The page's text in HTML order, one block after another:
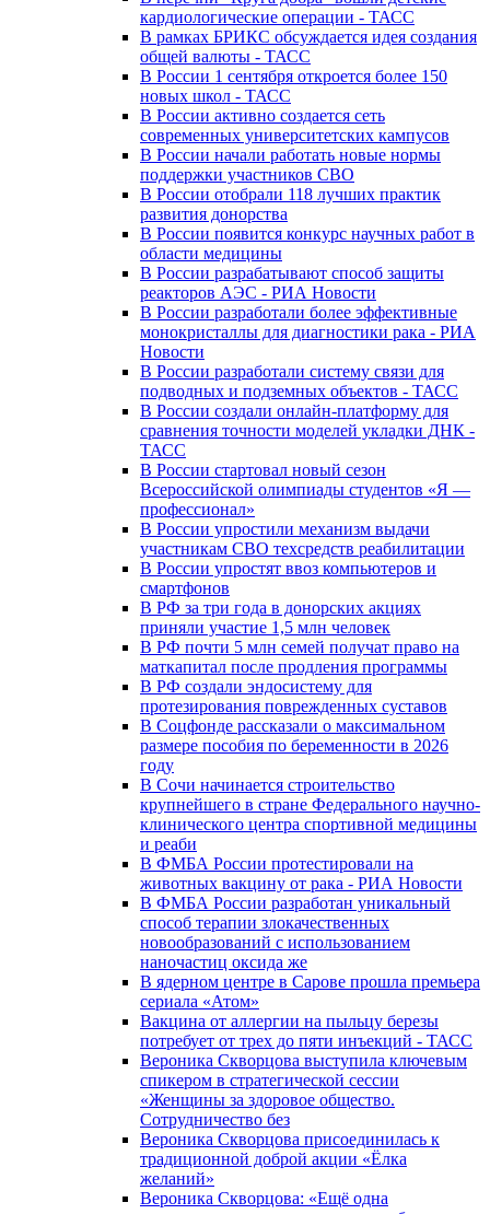
кардиологические операции - ТАСС
В рамках БРИКС обсуждается идея создания
общей валюты - ТАСС
В России 1 сентября откроется более 150
новых школ - ТАСС
В России активно создается сеть
современных университетских кампусов
В России начали работать новые нормы
поддержки участников СВО
В России отобрали 118 лучших практик
развития донорства
В России появится конкурс научных работ в
области медицины
В России разрабатывают способ защиты
реакторов АЭС - РИА Новости
В России разработали более эффективные
монокристаллы для диагностики рака - РИА
Новости
В России разработали систему связи для
подводных и подземных объектов - ТАСС
В России создали онлайн-платформу для
сравнения точности моделей укладки ДНК -
ТАСС
В России стартовал новый сезон
Всероссийской олимпиады студентов «Я —
профессионал»
В России упростили механизм выдачи
участникам СВО техсредств реабилитации
В России упростят ввоз компьютеров и
смартфонов
В РФ за три года в донорских акциях
приняли участие 1,5 млн человек
В РФ почти 5 млн семей получат право на
маткапитал после продления программы
В РФ создали эндосистему для
протезирования поврежденных суставов
В Соцфонде рассказали о максимальном
размере пособия по беременности в 2026
году
В Сочи начинается строительство
крупнейшего в стране Федерального научно-
клинического центра спортивной медицины
и реаби
В ФМБА России протестировали на
животных вакцину от рака - РИА Новости
В ФМБА России разработан уникальный
способ терапии злокачественных
новообразований с использованием
наночастиц оксида же
В ядерном центре в Сарове прошла премьера
сериала «Атом»
Вакцина от аллергии на пыльцу березы
потребует от трех до пяти инъекций - ТАСС
Вероника Скворцова выступила ключевым
спикером в стратегической сессии
«Женщины за здоровое общество.
Сотрудничество без
Вероника Скворцова присоединилась к
традиционной доброй акции «Ёлка
желаний»
Вероника Скворцова: «Ещё одна